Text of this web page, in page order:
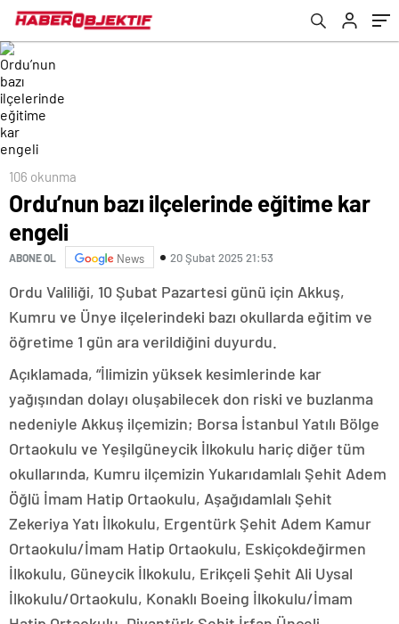
106 okunma
Ordu’nun bazı ilçelerinde eğitime kar
engeli
ABONE OL News 20 Şubat 2025 21:53
Ordu Valiliği, 10 Şubat Pazartesi günü için Akkuş,
Kumru ve Ünye ilçelerindeki bazı okullarda eğitim ve
öğretime 1 gün ara verildiğini duyurdu.
Açıklamada, “İlimizin yüksek kesimlerinde kar
yağışından dolayı oluşabilecek don riski ve buzlanma
nedeniyle Akkuş ilçemizin; Borsa İstanbul Yatılı Bölge
Ortaokulu ve Yeşilgüneycik İlkokulu hariç diğer tüm
okullarında, Kumru ilçemizin Yukarıdamlalı Şehit Adem
Öğlü İmam Hatip Ortaokulu, Aşağıdamlalı Şehit
Zekeriya Yatı İlkokulu, Ergentürk Şehit Adem Kamur
Ortaokulu/İmam Hatip Ortaokulu, Eskiçokdeğirmen
İlkokulu, Güneycik İlkokulu, Erikçeli Şehit Ali Uysal
İlkokulu/Ortaokulu, Konaklı Boeing İlkokulu/İmam